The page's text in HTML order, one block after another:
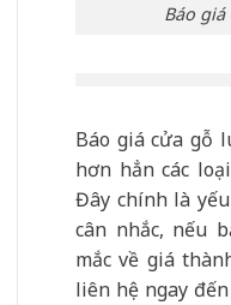
Báo
Báo giá cửa gỗ
hơn hẳn các
Đây chính là
cân nhắc, nếu
mắc về giá
liên hệ ngay